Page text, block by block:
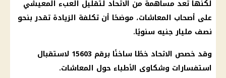
لكنها تُعد مساهمة من الاتحاد لتقليل العبء المعيشي
على أصحاب المعاشات، موضحًا أن تكلفة الزيادة تقدر بنحو
نصف مليار جنيه سنويًا.
وقد خصص الاتحاد خطًا ساخنًا برقم 15603 لاستقبال
استفسارات وشكاوى الأطباء حول المعاشات.